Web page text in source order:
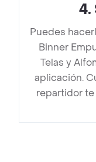
4.
Puedes
Binner
Telas y
aplicación.
repartidor te